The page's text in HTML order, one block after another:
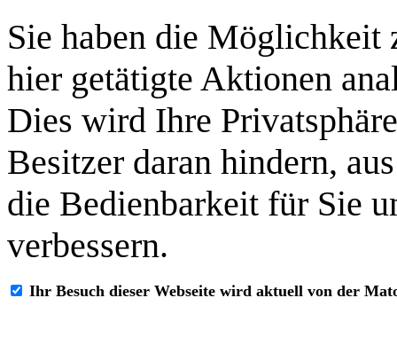
Sie haben die Möglichkeit
hier getätigte Aktionen
Dies wird Ihre
Besitzer daran hindern,
die Bedienbarkeit für Sie
verbessern.
Ihr Besuch dieser Webseite wird aktuell von der